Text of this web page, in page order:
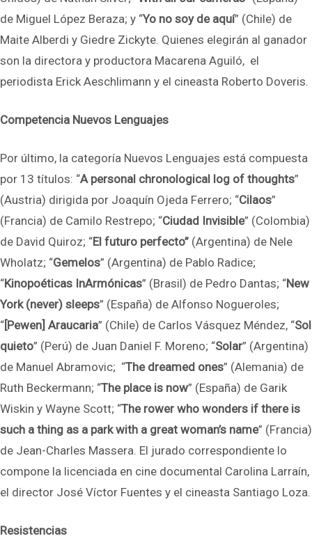
de Miguel López Beraza; y “Yo no soy de aquí” (Chile) de
Maite Alberdi y Giedre Zickyte. Quienes elegirán al ganador
son la directora y productora Macarena Aguiló, el
periodista Erick Aeschlimann y el cineasta Roberto Doveris.
Competencia Nuevos Lenguajes
Por último, la categoría Nuevos Lenguajes está compuesta
por 13 títulos: “A personal chronological log of thoughts”
(Austria) dirigida por Joaquín Ojeda Ferrero; “Cilaos”
(Francia) de Camilo Restrepo; “Ciudad Invisible” (Colombia)
de David Quiroz; “El futuro perfecto” (Argentina) de Nele
Wholatz; “Gemelos” (Argentina) de Pablo Radice;
“Kinopoéticas InArmónicas” (Brasil) de Pedro Dantas; “New
York (never) sleeps” (España) de Alfonso Nogueroles;
“[Pewen] Araucaria” (Chile) de Carlos Vásquez Méndez, “Sol
quieto” (Perú) de Juan Daniel F. Moreno; “Solar” (Argentina)
de Manuel Abramovic; “The dreamed ones” (Alemania) de
Ruth Beckermann; “The place is now” (España) de Garik
Wiskin y Wayne Scott; “The rower who wonders if there is
such a thing as a park with a great woman’s name” (Francia)
de Jean-Charles Massera. El jurado correspondiente lo
compone la licenciada en cine documental Carolina Larraín,
el director José Víctor Fuentes y el cineasta Santiago Loza.
Resistencias